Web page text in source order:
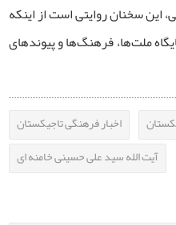
این سخنان روایتی است از اینکه
ملت‌ها، فرهنگ‌ها و پیوندهای
اخبار فرهنگی تاجیکستان
آیت الله سید علی حسینی خامنه ای